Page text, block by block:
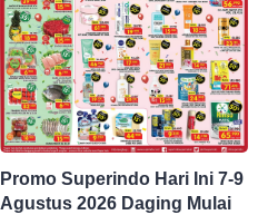
Promo Superindo Hari Ini 7-9
Agustus 2026 Daging Mulai